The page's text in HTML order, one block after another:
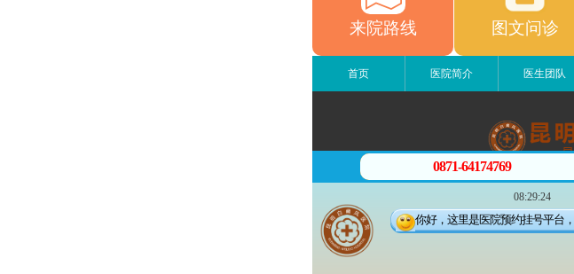
来院路线 图文问诊
首页 医院简介 医生团队
昆
昆明市
版权所
联系电
0871-64174769
08:29:24
你好，这里是医院预约挂号平台